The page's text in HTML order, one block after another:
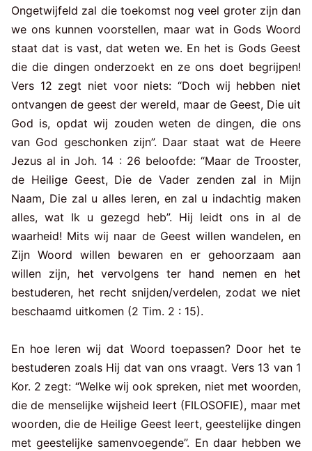
Ongetwijfeld zal die toekomst nog veel groter zijn dan
we ons kunnen voorstellen, maar wat in Gods Woord
staat dat is vast, dat weten we. En het is Gods Geest
die die dingen onderzoekt en ze ons doet begrijpen!
Vers 12 zegt niet voor niets: “Doch wij hebben niet
ontvangen de geest der wereld, maar de Geest, Die uit
God is, opdat wij zouden weten de dingen, die ons
van God geschonken zijn”. Daar staat wat de Heere
Jezus al in Joh. 14 : 26 beloofde: “Maar de Trooster,
de Heilige Geest, Die de Vader zenden zal in Mijn
Naam, Die zal u alles leren, en zal u indachtig maken
alles, wat Ik u gezegd heb”. Hij leidt ons in al de
waarheid! Mits wij naar de Geest willen wandelen, en
Zijn Woord willen bewaren en er gehoorzaam aan
willen zijn, het vervolgens ter hand nemen en het
bestuderen, het recht snijden/verdelen, zodat we niet
beschaamd uitkomen (2 Tim. 2 : 15).
En hoe leren wij dat Woord toepassen? Door het te
bestuderen zoals Hij dat van ons vraagt. Vers 13 van 1
Kor. 2 zegt: “Welke wij ook spreken, niet met woorden,
die de menselijke wijsheid leert (FILOSOFIE), maar met
woorden, die de Heilige Geest leert, geestelijke dingen
met geestelijke samenvoegende”. En daar hebben we